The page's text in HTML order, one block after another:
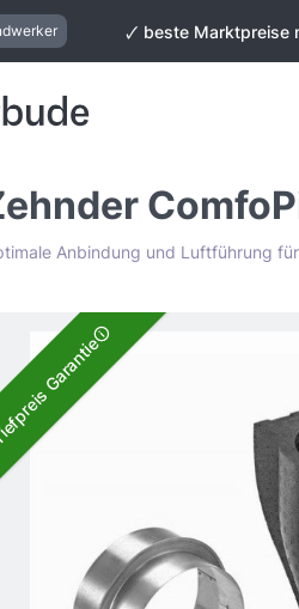
springen
🗸 beste Marktpreise
Anbindung und Luftführung
überspringen
Garantie